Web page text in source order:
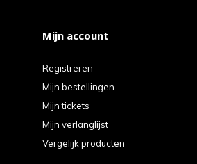
Mijn account
Registreren
Mijn bestellingen
Mijn tickets
Mijn verlanglijst
Vergelijk producten